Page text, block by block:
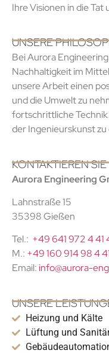
Ihre Visionen in die Tat
UNSERE
Bei Aurora
Nachhaltigkeit im
unsere Arbeit einen
und die Umwelt zu
fortschrittliche
der Ingenieurskunst
KONTAKTIEREN
Aurora Engineering
Lahnstraße 15
35398 Gießen
Tel.: +49 641 972 4 41
M.: +49 160 914 98 4
Email: info@aurora-
UNSERE
Heizung und Kälte
Lüftung und